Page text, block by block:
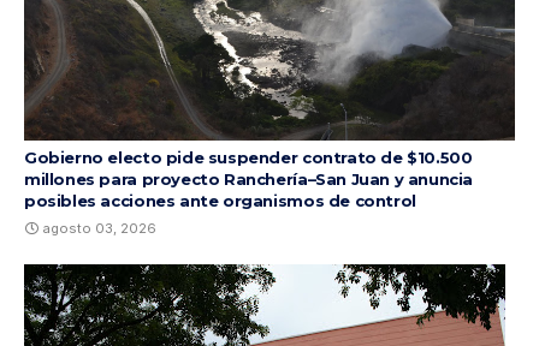
Gobierno electo pide suspender contrato de $10.500
millones para proyecto Ranchería–San Juan y anuncia
posibles acciones ante organismos de control
agosto 03, 2026